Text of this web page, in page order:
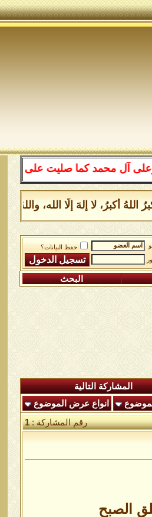
محمد كما صليت على إبراهيم
اللهُ أكبرُ، لا إلهَ إلَّا الله،
حفظ البيانات؟
البحث
المشاركة التالية
انواع عرض الموضوع
رقم المشاركة :1